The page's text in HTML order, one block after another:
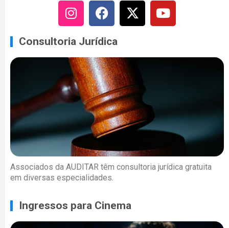
Consultoria Jurídica
Associados da AUDITAR têm consultoria jurídica gratuita
em diversas especialidades.
Ingressos para Cinema